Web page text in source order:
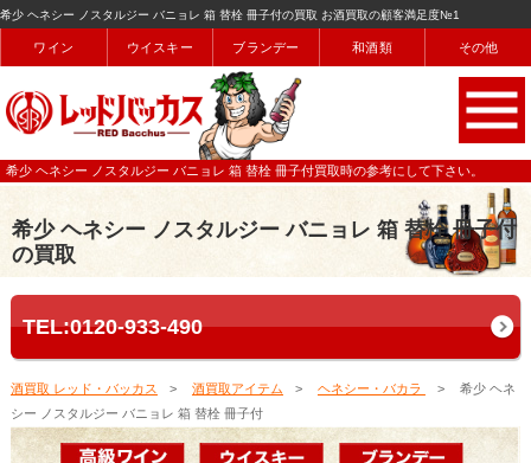
希少 ヘネシー ノスタルジー バニョレ 箱 替栓 冊子付の買取 お酒買取の顧客満足度№1
ワイン ウイスキー ブランデー 和酒類 その他
希少 ヘネシー ノスタルジー バニョレ 箱 替栓 冊子付買取時の参考にして下さい。
希少 ヘネシー ノスタルジー バニョレ 箱 替栓 冊子付
の買取
TEL:0120-933-490
酒買取 レッド・バッカス 酒買取アイテム ヘネシー・バカラ
希少 ヘネ
シー ノスタルジー バニョレ 箱 替栓 冊子付